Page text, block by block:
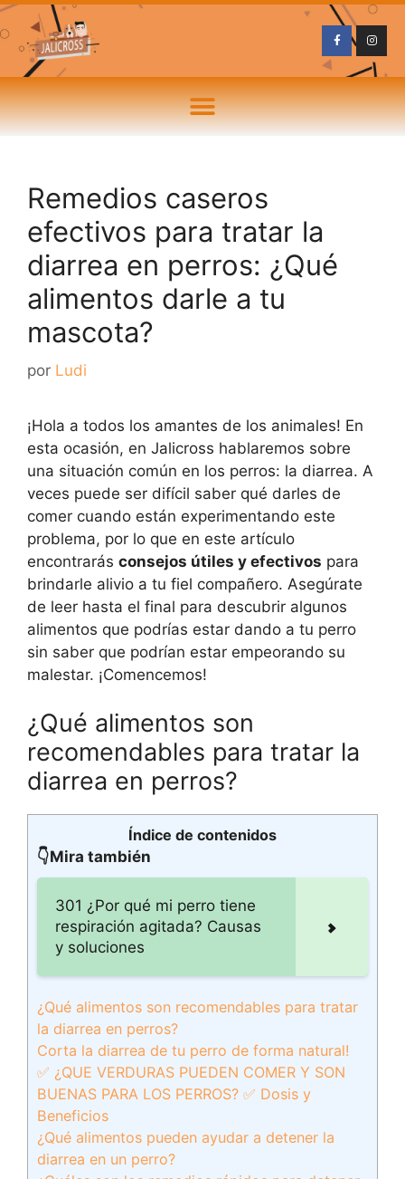
Remedios caseros
efectivos para tratar la
diarrea en perros: ¿Qué
alimentos darle a tu
mascota?
por Ludi
¡Hola a todos los amantes de los animales! En
esta ocasión, en Jalicross hablaremos sobre
una situación común en los perros: la diarrea. A
veces puede ser difícil saber qué darles de
comer cuando están experimentando este
problema, por lo que en este artículo
encontrarás consejos útiles y efectivos para
brindarle alivio a tu fiel compañero. Asegúrate
de leer hasta el final para descubrir algunos
alimentos que podrías estar dando a tu perro
sin saber que podrían estar empeorando su
malestar. ¡Comencemos!
¿Qué alimentos son
recomendables para tratar la
diarrea en perros?
Índice de contenidos
👇Mira también
301 ¿Por qué mi perro tiene
respiración agitada? Causas
y soluciones
¿Qué alimentos son recomendables para tratar
la diarrea en perros?
Corta la diarrea de tu perro de forma natural!
✅ ¿QUE VERDURAS PUEDEN COMER Y SON
BUENAS PARA LOS PERROS? ✅ Dosis y
Beneficios
¿Qué alimentos pueden ayudar a detener la
diarrea en un perro?